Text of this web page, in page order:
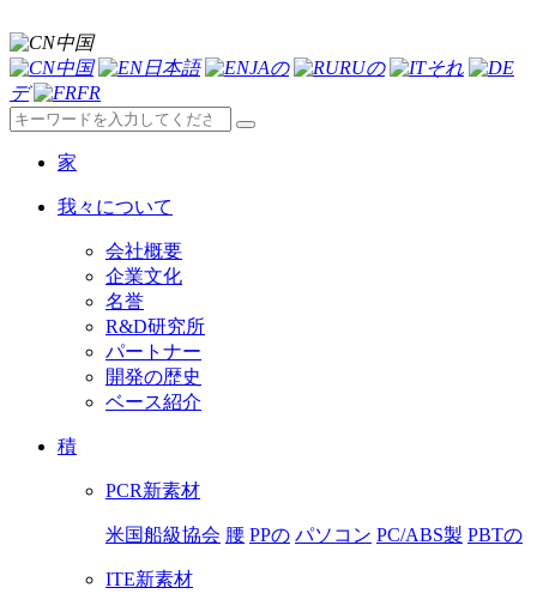
中国
中国
日本語 JAの RUの
それ
デ
FR
家
我々について
会社概要
企業文化
名誉
R&D研究所
パートナー
開発の歴史
ベース紹介
積
PCR新素材
米国船級協会 腰 PPの パソコン PC/ABS製 PBTの
ITE新素材